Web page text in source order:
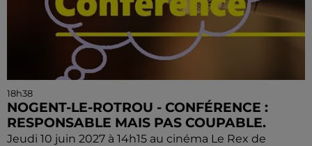
18h38
NOGENT-LE-ROTROU - CONFÉRENCE :
RESPONSABLE MAIS PAS COUPABLE.
Jeudi 10 juin 2027 à 14h15 au cinéma Le Rex de